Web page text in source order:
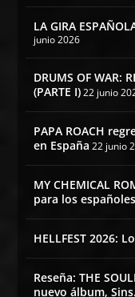
LA GIRA
junio 2026
DRUMS OF WAR:
(PARTE I) 22 junio
PAPA ROACH
en España 22 junio
MY CHEMICAL
para los españoles
HELLFEST 2026:
Reseña: THE
nuevo álbum, Sins.